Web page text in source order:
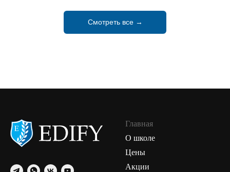
Смотреть все →
Главная
О школе
Цены
Акции